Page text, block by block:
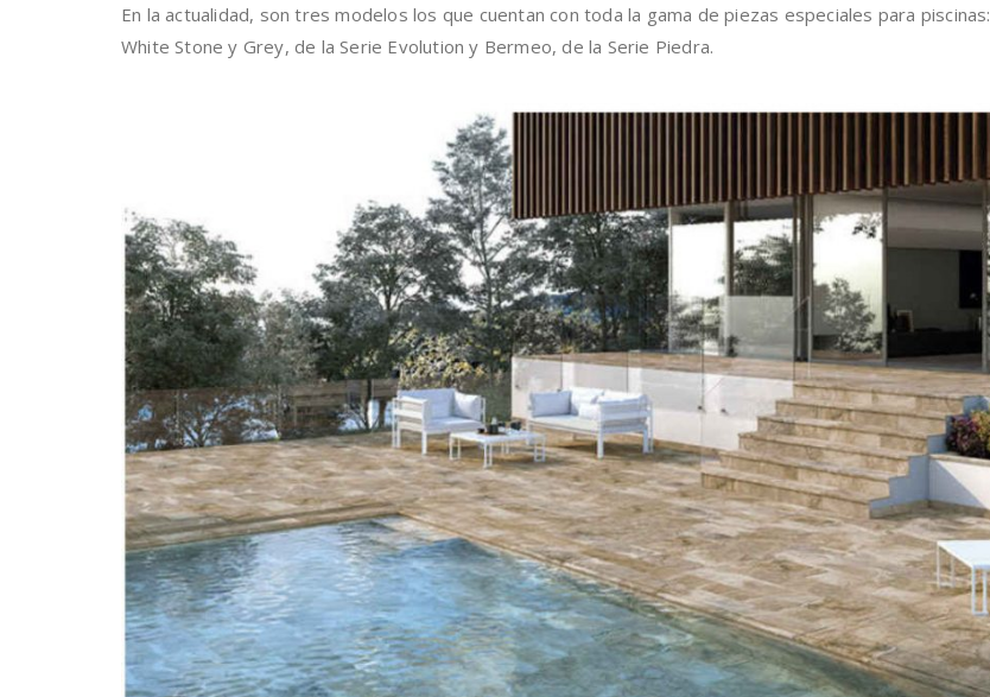
En la actualidad, son tres modelos los que cuentan con toda la gama de piezas especiales para piscinas:
White Stone y Grey, de la Serie Evolution y Bermeo, de la Serie Piedra.